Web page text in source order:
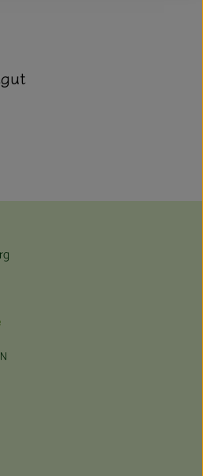
hofbauernhof/
www.facebook.com/